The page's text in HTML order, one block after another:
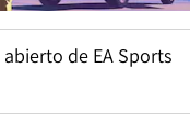
de EA Sports